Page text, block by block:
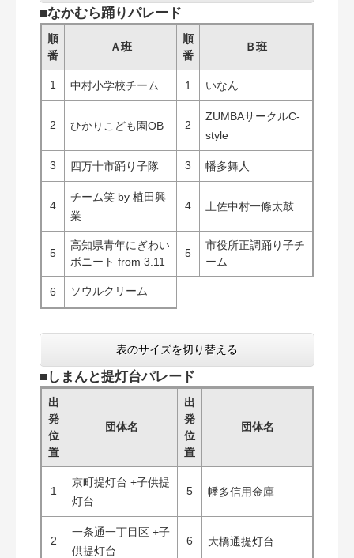
■なかむら踊りパレード
順
番
Ａ班
順
番
Ｂ班
1 中村小学校チーム 1 いなん
2 ひかりこども園OB 2
ZUMBAサークルC-
style
3 四万十市踊り子隊 3 幡多舞人
4
チーム笑 by 植田興
業
4 土佐中村一條太鼓
5
高知県青年にぎわい
ボニート from 3.11
5
市役所正調踊り子チ
ーム
6 ソウルクリーム
表のサイズを切り替える
■しまんと提灯台パレード​
出
発
位
置
団体名
出
発
位
置
団体名
1
京町提灯台 +子供提
灯台
5 幡多信用金庫
2
一条通一丁目区 +子
供提灯台
6 大橋通提灯台